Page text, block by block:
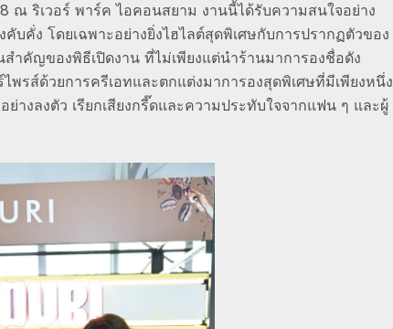
ณ ริเวอร์ พาร์ค ไอคอนสยาม งานนี้ได้รับความสนใจอย่าง
คั่ง โดยเฉพาะอย่างยิ่งไฮไลต์สุดพิเศษกับการปรากฏตัวของ
ำคัญของพิธีเปิดงาน ที่ไม่เพียงแต่นำร้านมาการองชื่อดัง
พรส์ด้วยการครีเอทและตกแต่งมาการองสุดพิเศษที่มีเพียงหนึ่ง
างลงตัว เรียกเสียงกรี๊ดและความประทับใจจากแฟน ๆ และผู้